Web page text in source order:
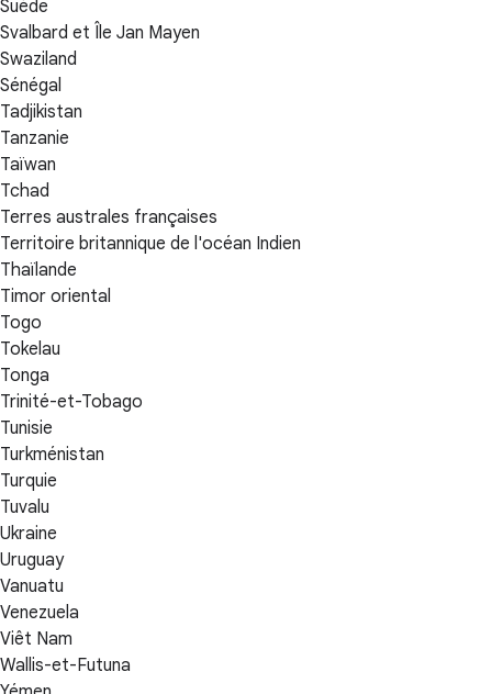
Suède
Svalbard et Île Jan Mayen
Swaziland
Sénégal
Tadjikistan
Tanzanie
Taïwan
Tchad
Terres australes françaises
Territoire britannique de l'océan Indien
Thaïlande
Timor oriental
Togo
Tokelau
Tonga
Trinité-et-Tobago
Tunisie
Turkménistan
Turquie
Tuvalu
Ukraine
Uruguay
Vanuatu
Venezuela
Viêt Nam
Wallis-et-Futuna